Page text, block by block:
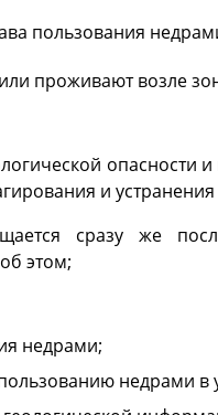
пользования
проживают возле
опасности
и
сразу же
этом;
недрами;
недрами в